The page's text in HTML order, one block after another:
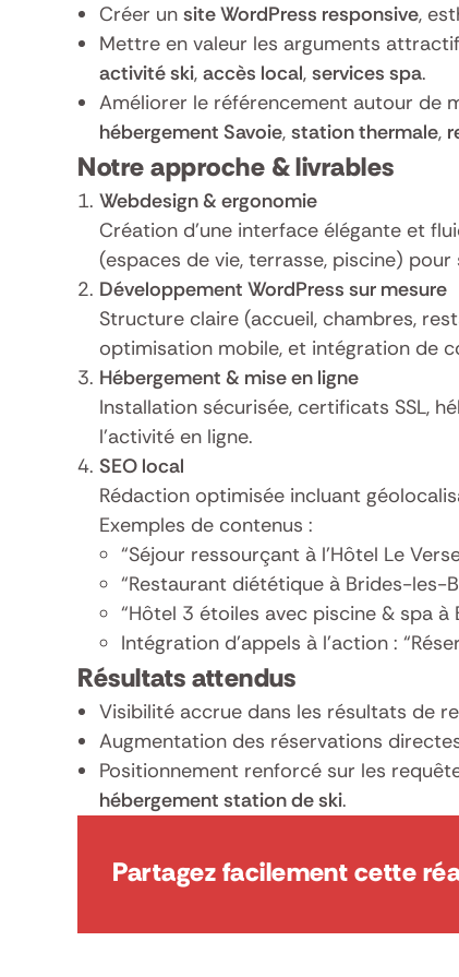
Créer unsite WordPress responsive,
Mettre en valeur les arguments
activité ski,accès local,services spa.
Améliorer le référencement autour de
hébergement Savoie,station thermale,
Notre approche & livrables
Webdesign & ergonomie
Création d’une interface élégante et
(espaces de vie, terrasse, piscine)
Développement WordPress sur mesure
Structure claire (accueil, chambres,
optimisation mobile, et intégration de
Hébergement & mise en ligne
Installation sécurisée, certificats SSL,
l’activité en ligne.
SEO local
Rédaction optimisée incluant
Exemples de contenus :
“Séjour ressourçant à l’Hôtel Le
“Restaurant diététique à Brides-les-
“Hôtel 3 étoiles avec piscine & spa à
Intégration d’appels à l’action :
Résultats attendus
Visibilité accrue dans les résultats de
Augmentation des réservations
Positionnement renforcé sur les
hébergement station de ski.
Partagez facilement cette